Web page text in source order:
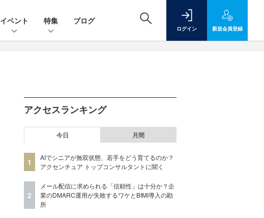
イベント 特集 ブログ
ログイン 新規会員登録
アクセスランキング
今日 月間
1
AIでシニアが無双状態、若手をどう育てるのか？
アクセンチュア トップコンサルタントに聞く
2
メール配信に求められる「信頼性」は十分か？企
業のDMARC運用が失敗するワケとBIMI導入の勘
所